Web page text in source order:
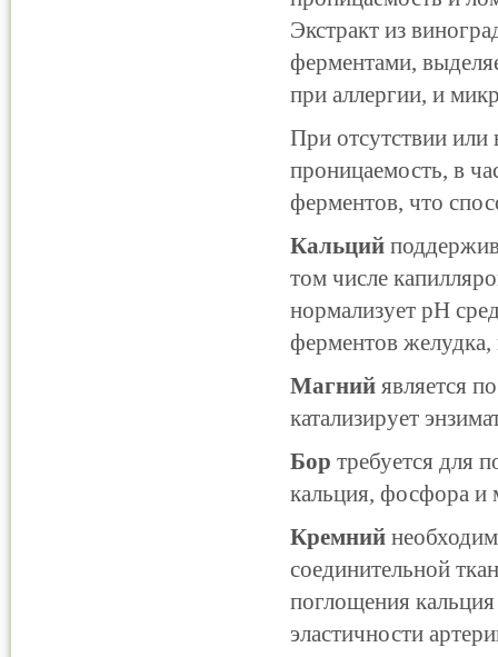
Экстракт из
ферментами,
при аллергии, и
При отсутствии или
проницаемость, в
ферментов, что
Кальций
том числе
нормализует pH
ферментов
Магний является
катализирует
Бор требуется для
кальция, фосфора и
Кремний
соединительной
поглощения
эластичности